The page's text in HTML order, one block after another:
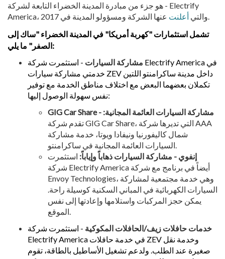
- هو جزء من مبادرة المدينة الخضراء التابعة لشركة Electrify
America، والتي أعلنت
عنها الشركة ومسؤولو المدينة في 2017.
تشمل استثمارات "كهربة أمريكا" في المدينة الخضراء "ساك إلى
الصفر" ما يلي:
مشاركة السيارات - استثمرت شركة Electrify America في
خدمتي مشاركة سيارات ZEV داخل مدينة ساكرامنتو اللتين
تكملان بعضهما البعض مع اختلاف مناطق الخدمة مع توفير
نفس سهولة الوصول إليها:
GIG Car Share - مشاركة السيارات العائمة المجانية:
تقدم شركة GIG Car Share، التي تديرها شركة AAA
شمال كاليفورنيا ونيفادا ويوتا، خدمة مشاركة
السيارات العائمة المجانية في ساكرامنتو.
إنفوي - مشاركة السيارات ذهاباً وإياباً: استثمرت
شركة Electrify America أيضاً في برنامج مع شركة
Envoy Technologies، وهي خدمة مجتمعية لمشاركة
السيارات الكهربائية في المباني السكنية كوسيلة راحة.
يمكن حجز المركبات واستلامها وإعادتها إلى نفس
الموقع.
خدمات حافلات زيف/الحافلات المكوكية - استثمرت شركة
Electrify America في خدمة حافلات ZEV وخدمة نقل
صغيرة عند الطلب. ولدعم تشغيل الأساطيل بالطاقة، تقوم